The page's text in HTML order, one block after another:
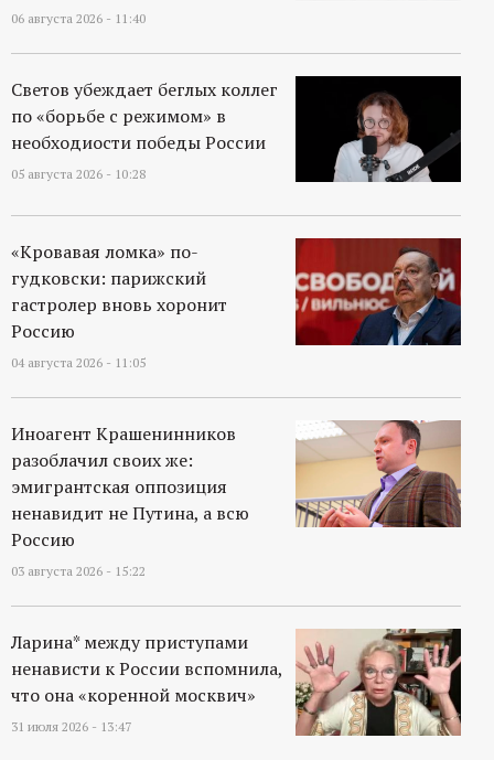
06 августа 2026 - 11:40
Светов убеждает беглых коллег
по «борьбе с режимом» в
необходиости победы России
05 августа 2026 - 10:28
«Кровавая ломка» по-
гудковски: парижский
гастролер вновь хоронит
Россию
04 августа 2026 - 11:05
Иноагент Крашенинников
разоблачил своих же:
эмигрантская оппозиция
ненавидит не Путина, а всю
Россию
03 августа 2026 - 15:22
Ларина* между приступами
ненависти к России вспомнила,
что она «коренной москвич»
31 июля 2026 - 13:47